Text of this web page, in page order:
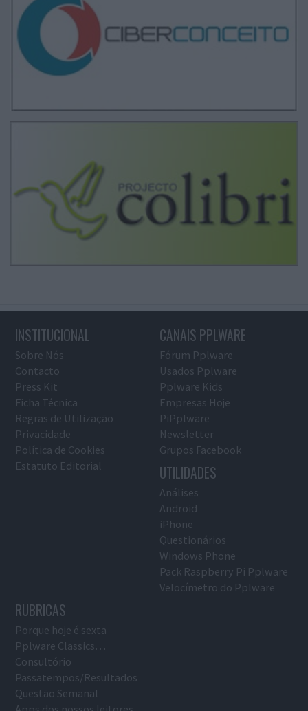
INSTITUCIONAL
Sobre Nós
Contacto
Press Kit
Ficha Técnica
Regras de Utilização
Privacidade
Política de Cookies
Estatuto Editorial
CANAIS PPLWARE
Fórum Pplware
Usados Pplware
Pplware Kids
Empresas Hoje
PiPplware
Newsletter
Grupos Facebook
UTILIDADES
Análises
Android
iPhone
Questionários
Windows Phone
Pack Raspberry Pi Pplware
Velocímetro do Pplware
RUBRICAS
Porque hoje é sexta
Pplware Classics…
Consultório
Passatempos/Resultados
Questão Semanal